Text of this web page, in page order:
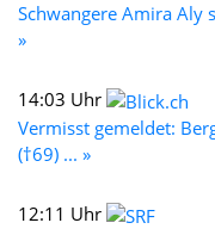
Schwangere Amira Aly
»
14:03 Uhr
Vermisst gemeldet:
(†69) ... »
12:11 Uhr